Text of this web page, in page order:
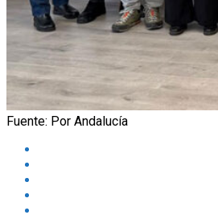
Fuente: Por Andalucía